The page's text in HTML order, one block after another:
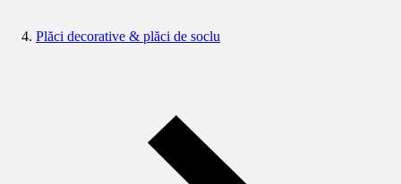
Plăci decorative & plăci de soclu